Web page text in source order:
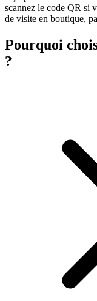
scannez le code QR si
de visite en boutique,
Pourquoi
?